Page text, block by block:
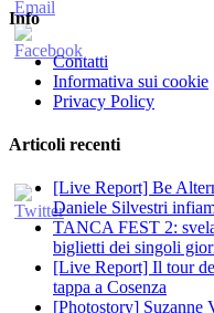
Info
Contatti
Informativa sui cookie
Privacy Policy
Articoli recenti
[Live Report] Be
Daniele Silvestri
TANCA FEST 2:
biglietti dei singoli
[Live Report] Il tour
tappa a Cosenza
[Photostory] Suzanne